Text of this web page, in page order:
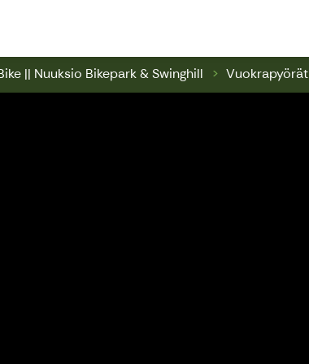
|| Nuuksio Bikepark & Swinghill Vuokrapyörät